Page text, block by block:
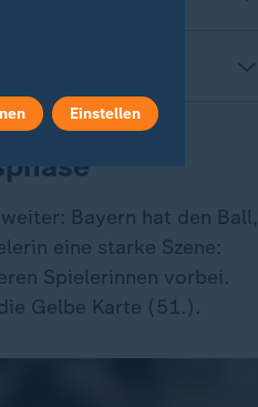
Bayern hat den Ball,
eine starke Szene:
Spielerinnen vorbei.
Gelbe Karte (51.).
Einstellen